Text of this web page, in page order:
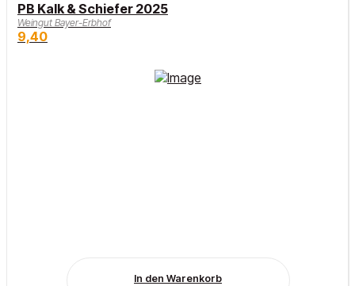
PB Kalk & Schiefer 2025
Weingut Bayer-Erbhof
9,40
In den Warenkorb